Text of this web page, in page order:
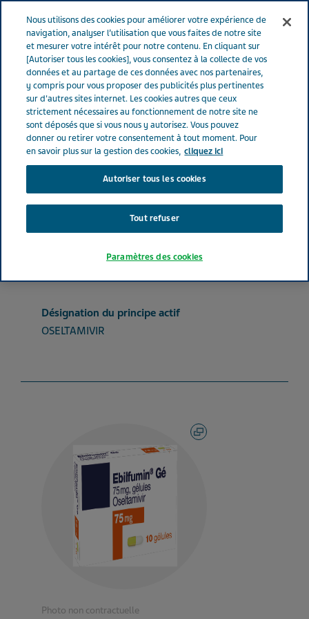
Menu
France Nos Produits EBILFUMIN® 75 mg (bte de 10)
EBILFUMIN® 75 mg (bte de
10)
ANTIVIRAUX À USAGE SYSTÉMIQUE OSELTAMIVIR
Forme pharmaceutique
Désignation du principe actif
OSELTAMIVIR
Photo non contractuelle
Nous utilisons des cookies pour améliorer votre expérience de
navigation, analyser l’utilisation que vous faites de notre site
et mesurer votre intérêt pour notre contenu. En cliquant sur
[Autoriser tous les cookies], vous consentez à la collecte de vos
données et au partage de ces données avec nos partenaires,
y compris pour vous proposer des publicités plus pertinentes
sur d'autres sites internet. Les cookies autres que ceux
strictement nécessaires au fonctionnement de notre site ne
sont déposés que si vous nous y autorisez. Vous pouvez
donner ou retirer votre consentement à tout moment. Pour
en savoir plus sur la gestion des cookies, cliquez ici
Autoriser tous les cookies
Tout refuser
Paramètres des cookies